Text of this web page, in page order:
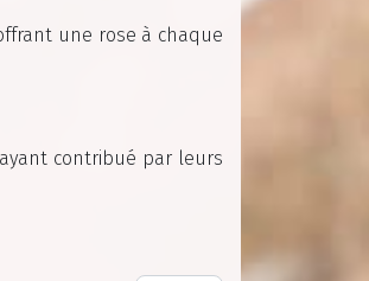
une rose à chaque
contribué par leurs